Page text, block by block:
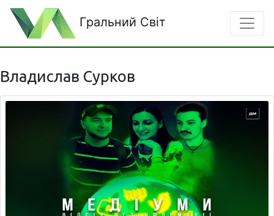
Гральний Світ
Владислав Сурков